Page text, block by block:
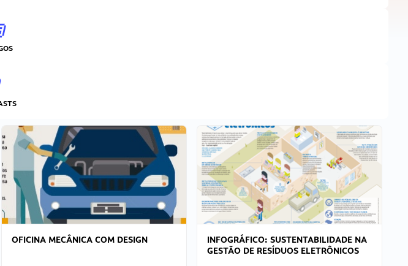
OFICINA MECÂNICA COM DESIGN
INFOGRÁFICO: SUSTENTABILIDADE NA
GESTÃO DE RESÍDUOS ELETRÔNICOS